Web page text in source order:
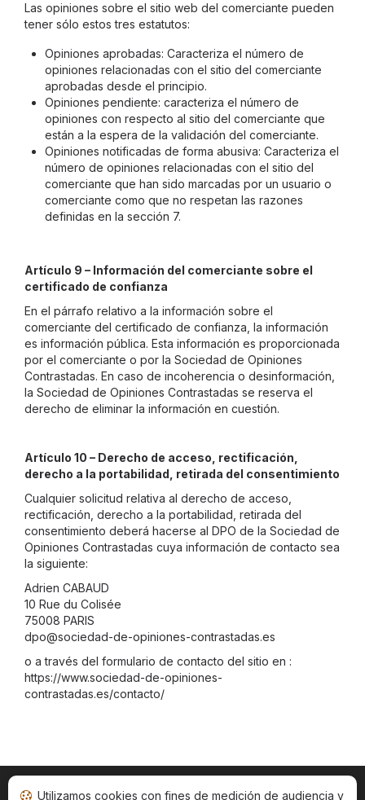
Las opiniones sobre el sitio web del comerciante pueden
tener sólo estos tres estatutos:
Opiniones aprobadas: Caracteriza el número de
opiniones relacionadas con el sitio del comerciante
aprobadas desde el principio.
Opiniones pendiente: caracteriza el número de
opiniones con respecto al sitio del comerciante que
están a la espera de la validación del comerciante.
Opiniones notificadas de forma abusiva: Caracteriza el
número de opiniones relacionadas con el sitio del
comerciante que han sido marcadas por un usuario o
comerciante como que no respetan las razones
definidas en la sección 7.
Artículo 9 – Información del comerciante sobre el
certificado de confianza
En el párrafo relativo a la información sobre el
comerciante del certificado de confianza, la información
es información pública. Esta información es proporcionada
por el comerciante o por la Sociedad de Opiniones
Contrastadas. En caso de incoherencia o desinformación,
la Sociedad de Opiniones Contrastadas se reserva el
derecho de eliminar la información en cuestión.
Artículo 10 – Derecho de acceso, rectificación,
derecho a la portabilidad, retirada del consentimiento
Cualquier solicitud relativa al derecho de acceso,
rectificación, derecho a la portabilidad, retirada del
consentimiento deberá hacerse al DPO de la Sociedad de
Opiniones Contrastadas cuya información de contacto sea
la siguiente:
Adrien CABAUD
10 Rue du Colisée
75008 PARIS
dpo@sociedad-de-opiniones-contrastadas.es
o a través del formulario de contacto del sitio en :
https://www.sociedad-de-opiniones-
contrastadas.es/contacto/
Utilizamos cookies con fines de medición de audiencia y